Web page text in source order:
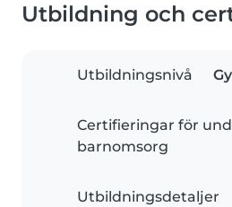
Utbildning och
Utbildningsnivå
Certifieringar för
barnomsorg
Utbildningsdetaljer